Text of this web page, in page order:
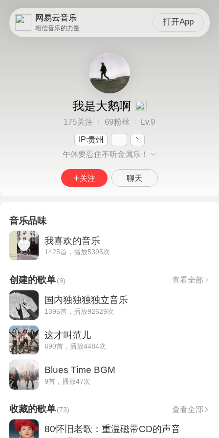
网易云音乐
相信音乐的力量
打开App
我是大鹅啊
175关注 69粉丝 Lv.9
IP:贵州
午休要忍住不听金属乐！
关注 聊天
音乐品味
我喜欢的音乐
1425首，播放5395次
创建的歌单(9) 查看全部
国内独独独独立音乐
1395首，播放92629次
这才叫范儿
690首，播放4484次
Blues Time BGM
9首，播放47次
收藏的歌单(73) 查看全部
80怀旧老歌：重温磁带CD的声音